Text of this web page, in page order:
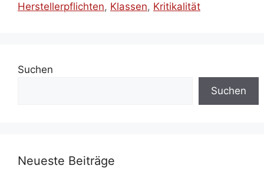
Herstellerpflichten, Klassen, Kritikalität
Suchen
Suchen
Neueste Beiträge